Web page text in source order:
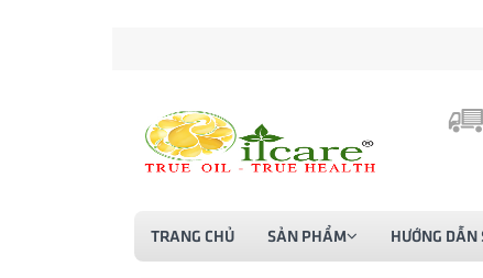
TRANG CHỦ SẢN PHẨM HƯỚNG DẪN